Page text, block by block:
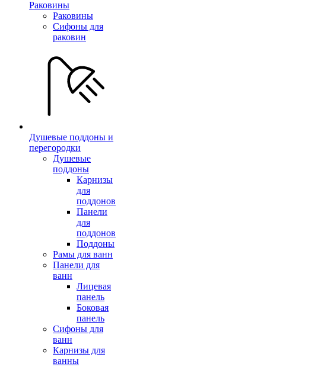
Раковины
Раковины
Сифоны для
раковин
Душевые поддоны и
перегородки
Душевые
поддоны
Карнизы
для
поддонов
Панели
для
поддонов
Поддоны
Рамы для ванн
Панели для
ванн
Лицевая
панель
Боковая
панель
Сифоны для
ванн
Карнизы для
ванны